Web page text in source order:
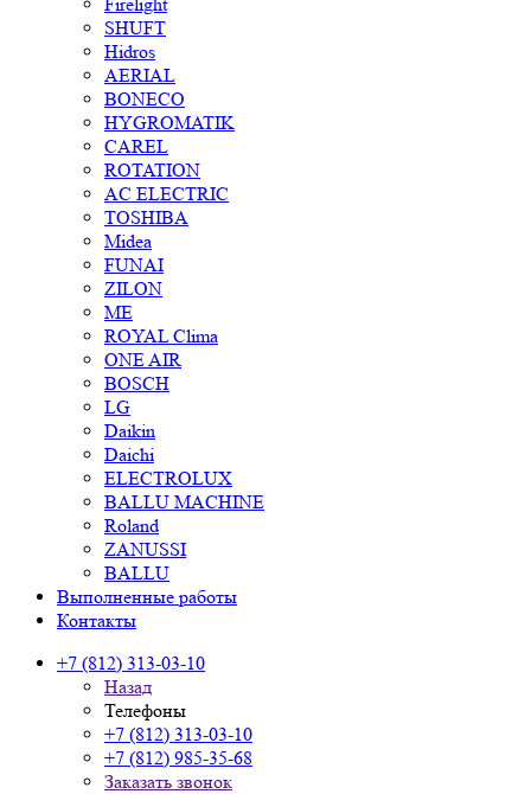
SHUFT
Hidros
AERIAL
BONECO
HYGROMATIK
CAREL
ROTATION
AC ELECTRIC
TOSHIBA
Midea
FUNAI
ZILON
ME
ROYAL Clima
ONE AIR
BOSCH
LG
Daikin
Daichi
ELECTROLUX
BALLU MACHINE
Roland
ZANUSSI
BALLU
Выполненные работы
Контакты
+7 (812) 313-03-10
Назад
Телефоны
+7 (812) 313-03-10
+7 (812) 985-35-68
Заказать звонок